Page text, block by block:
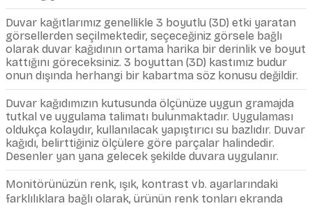
Duvar kağıtlarımız genellikle 3 boyutlu (3D) etki yaratan
görsellerden seçilmektedir, seçeceğiniz görsele bağlı
olarak duvar kağıdının ortama harika bir derinlik ve boyut
kattığını göreceksiniz. 3 boyuttan (3D) kastımız budur
onun dışında herhangi bir kabartma söz konusu değildir.
Duvar kağıdımızın kutusunda ölçünüze uygun gramajda
tutkal ve uygulama talimatı bulunmaktadır. Uygulaması
oldukça kolaydır, kullanılacak yapıştırıcı su bazlıdır. Duvar
kağıdı, belirttiğiniz ölçülere göre parçalar halindedir.
Desenler yan yana gelecek şekilde duvara uygulanır.
Monitörünüzün renk, ışık, kontrast vb. ayarlarındaki
farklılıklara bağlı olarak, ürünün renk tonları ekranda